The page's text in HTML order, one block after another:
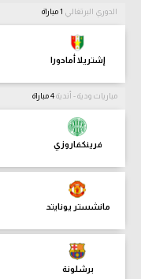
الدوري البرتغالي
إشتريلا أمادورا
مباريات ودية - أندية
فرينكفاروزي
مانشستر يونايتد
برشلونة